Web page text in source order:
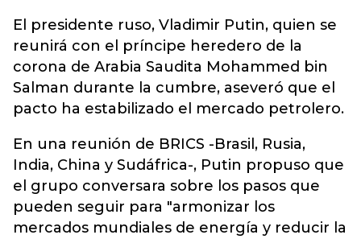
El presidente ruso, Vladimir Putin, quien se
reunirá con el príncipe heredero de la
corona de Arabia Saudita Mohammed bin
Salman durante la cumbre, aseveró que el
pacto ha estabilizado el mercado petrolero.
En una reunión de BRICS -Brasil, Rusia,
India, China y Sudáfrica-, Putin propuso que
el grupo conversara sobre los pasos que
pueden seguir para "armonizar los
mercados mundiales de energía y reducir la